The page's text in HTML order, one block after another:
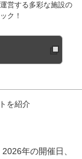
営する多彩な施設の
ク！
を紹介
年の開催日、